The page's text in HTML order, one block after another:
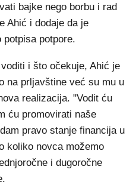
bajke nego borbu i rad
Ahić i dodaje da je
potpisa potpore.
i što očekuje, Ahić je
na prljavštine već su mu u
realizacija. "Vodit ću
ću promovirati naše
pravo stanje financija u
koliko novca možemo
i dugoročne